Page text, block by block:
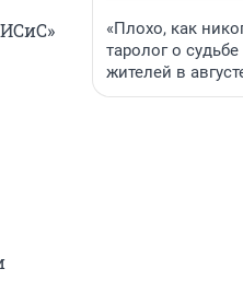
«Плохо, как
таролог о
жителей в